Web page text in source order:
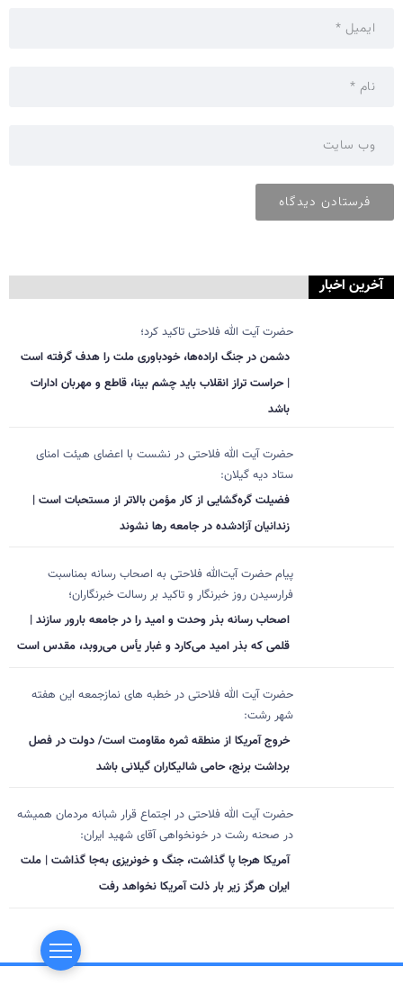
آخرین اخبار
حضرت آیت الله فلاحتی تاکید کرد؛
دشمن در جنگ اراده‌ها، خودباوری ملت را هدف گرفته است
| حراست تراز انقلاب باید چشم بینا، قاطع و مهربان ادارات
باشد
حضرت آیت الله فلاحتی در نشست با اعضای هیئت امنای
ستاد دیه گیلان:
فضیلت گره‌گشایی از کار مؤمن بالاتر از مستحبات است |
زندانیان آزادشده در جامعه رها نشوند
پیام حضرت آیت‌الله فلاحتی به اصحاب رسانه بمناسبت
فرارسیدن روز خبرنگار و تاکید بر رسالت خبرنگاران؛
اصحاب رسانه بذر وحدت و امید را در جامعه بارور سازند |
قلمی که بذر امید می‌کارد و غبار یأس می‌روبد، مقدس است
حضرت آیت الله فلاحتی در خطبه های نمازجمعه این هفته
شهر رشت:
خروج آمریکا از منطقه ثمره مقاومت است/ دولت در فصل
برداشت برنج، حامی شالیکاران گیلانی باشد
حضرت آیت الله فلاحتی در اجتماع قرار شبانه مردمان همیشه
در صحنه رشت در خونخواهی آقای شهید ایران:
آمریکا هرجا پا گذاشت، جنگ و خونریزی به‌جا گذاشت | ملت
ایران هرگز زیر بار ذلت آمریکا نخواهد رفت